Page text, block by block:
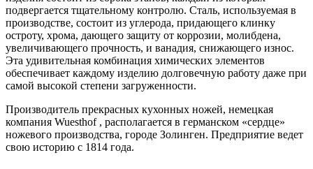
подвергается тщательному контролю. Сталь, используемая в
производстве, состоит из углерода, придающего клинку
остроту, хрома, дающего защиту от коррозии, молибдена,
увеличивающего прочность, и ванадия, снижающего износ.
Эта удивительная комбинация химических элементов
обеспечивает каждому изделию долговечную работу даже при
самой высокой степени загруженности.
Производитель прекрасных кухонных ножей, немецкая
компания Wuesthof , располагается в германском «сердце»
ножевого производства, городе Золинген. Предприятие ведет
свою историю с 1814 года.